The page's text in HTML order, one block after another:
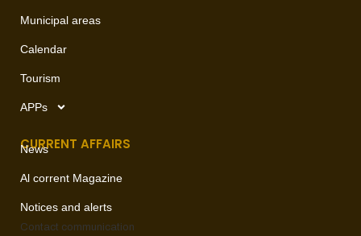
Municipal areas
Calendar
Tourism
APPs
CURRENT AFFAIRS
News
Al corrent Magazine
Notices and alerts
Contact communication